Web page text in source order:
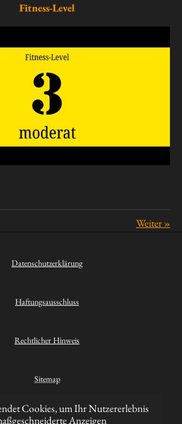
Cookies, um Ihr Nutzererlebnis
Anzeigen
Fitness-Level
Weiter»
Datenschutzerklärung
Haftungsausschluss
Rechtlicher Hinweis
Sitemap
Kontakt